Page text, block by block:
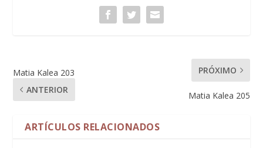
Matia Kalea 203
ANTERIOR
PRÓXIMO
Matia Kalea 205
ARTÍCULOS RELACIONADOS